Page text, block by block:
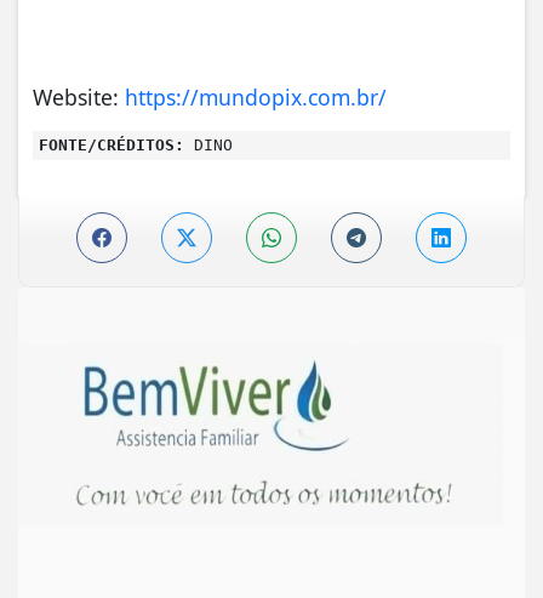
Website: https://mundopix.com.br/
FONTE/CRÉDITOS: DINO